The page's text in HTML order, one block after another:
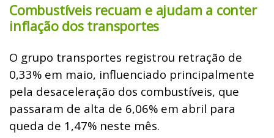
Combustíveis recuam e ajudam a conter
inflação dos transportes
O grupo transportes registrou retração de
0,33% em maio, influenciado principalmente
pela desaceleração dos combustíveis, que
passaram de alta de 6,06% em abril para
queda de 1,47% neste mês.